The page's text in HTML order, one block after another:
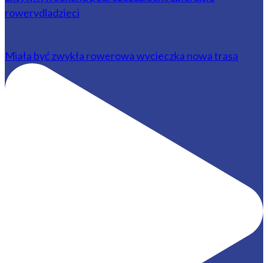
Miała być zwykła rowerowa wycieczka nowa trasą